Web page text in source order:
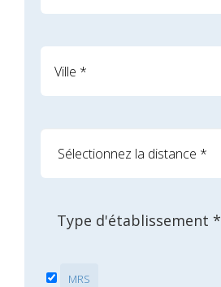
Type d'établissement *
MRS